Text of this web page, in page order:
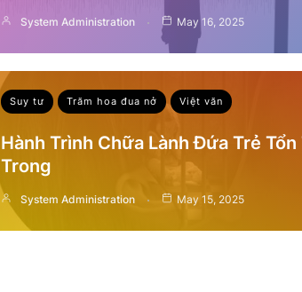
System Administration May 16, 2025
Suy tư Trăm hoa đua nở Việt văn
Hành Trình Chữa Lành Đứa Trẻ
Trong
System Administration May 15, 2025